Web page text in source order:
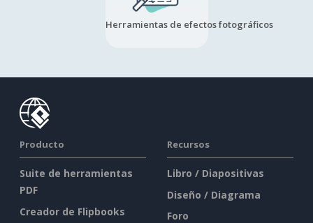
Herramientas de efectos fotográficos
Producto
Suite de herramientas
PDF
Creador de Flipbooks
Recursos
Libro / Diapositivas
Diseño / Diagrama
Foro